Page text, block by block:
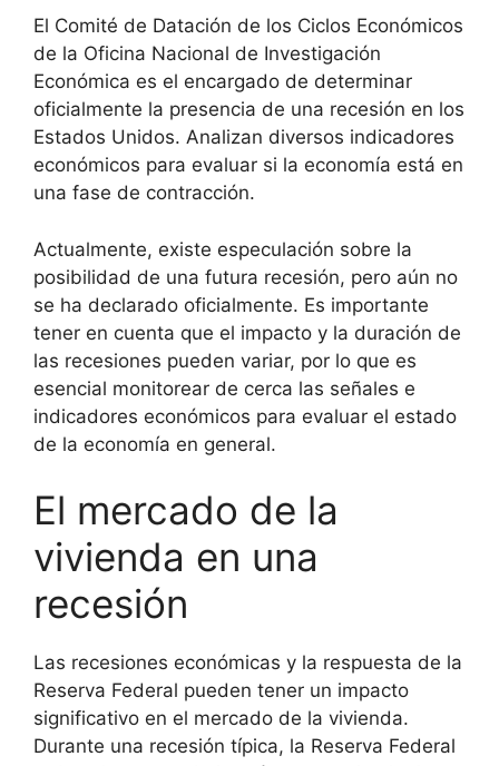
El Comité de Datación de los Ciclos Económicos
de la Oficina Nacional de Investigación
Económica es el encargado de determinar
oficialmente la presencia de una recesión en los
Estados Unidos. Analizan diversos indicadores
económicos para evaluar si la economía está en
una fase de contracción.
Actualmente, existe especulación sobre la
posibilidad de una futura recesión, pero aún no
se ha declarado oficialmente. Es importante
tener en cuenta que el impacto y la duración de
las recesiones pueden variar, por lo que es
esencial monitorear de cerca las señales e
indicadores económicos para evaluar el estado
de la economía en general.
El mercado de la
vivienda en una
recesión
Las recesiones económicas y la respuesta de la
Reserva Federal pueden tener un impacto
significativo en el mercado de la vivienda.
Durante una recesión típica, la Reserva Federal